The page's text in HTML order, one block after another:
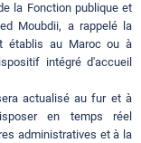
la Fonction publique et
Moubdii, a rappelé la
établis au Maroc ou à
intégré d'accueil
actualisé au fur et à
en temps réel
administratives et à la